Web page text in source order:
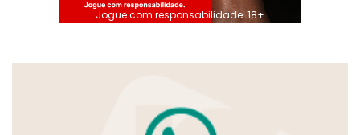
Jogue com responsabilidade. 18+